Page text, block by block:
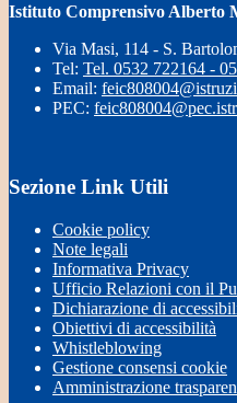
Istituto Comprensivo Alberto
Via Masi, 114 - S.
Tel: Tel. 0532 722164 -
Email:
PEC:
Sezione Link Utili
Cookie policy
Note legali
Informativa Privacy
Ufficio Relazioni con il
Dichiarazione di
Obiettivi di accessibilità
Whistleblowing
Gestione consensi cookie
Amministrazione